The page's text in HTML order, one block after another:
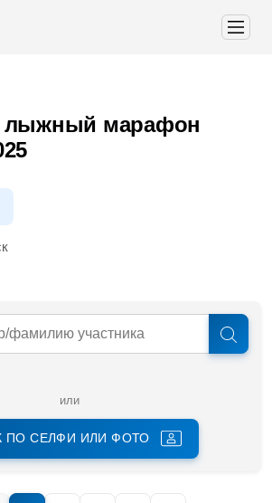
лыжный марафон
или
ПО СЕЛФИ ИЛИ ФОТО